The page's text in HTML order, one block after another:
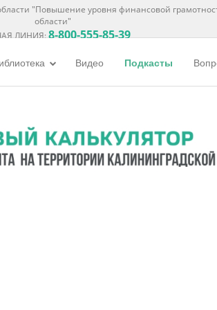
"Повышение уровня финансовой
области"
ЛИНИЯ:8-800-555-85-39
Видео Подкасты